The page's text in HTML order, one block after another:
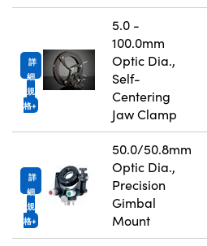
詳
細
規
格
5.0 -
100.0mm
Optic Dia.,
Self-
Centering
Jaw Clamp
詳
細
規
格
50.0/50.8mm
Optic Dia.,
Precision
Gimbal
Mount